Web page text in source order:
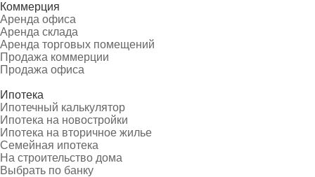
Коммерция
Аренда офиса
Аренда склада
Аренда торговых помещений
Продажа коммерции
Продажа офиса
Ипотека
Ипотечный калькулятор
Ипотека на новостройки
Ипотека на вторичное жилье
Семейная ипотека
На строительство дома
Выбрать по банку